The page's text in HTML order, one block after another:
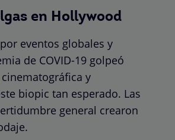
en Hollywood
eventos globales y
de COVID-19 golpeó
y
biopic tan esperado. Las
general crearon